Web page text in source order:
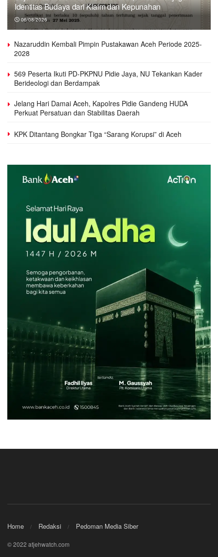
Identitas Budaya dari Klaim dan Kepunahan
06/08/2026
Nazaruddin Kembali Pimpin Pustakawan Aceh Periode 2025-
2028
569 Peserta Ikuti PD-PKPNU Pidie Jaya, NU Tekankan Kader
Berideologi dan Berdampak
Jelang Hari Damai Aceh, Kapolres Pidie Gandeng HUDA
Perkuat Persatuan dan Stabilitas Daerah
KPK Ditantang Bongkar Tiga “Sarang Korupsi” di Aceh
Home Redaksi Pedoman Media Siber
© 2022 atjehwatch.com